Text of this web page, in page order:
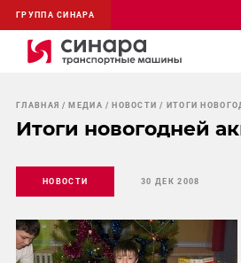
ГРУППА СИНАРА
ГЛАВНАЯ МЕДИА НОВОСТИ ИТОГИ
Итоги новогодней
НОВОСТИ 30 ДЕК 2008